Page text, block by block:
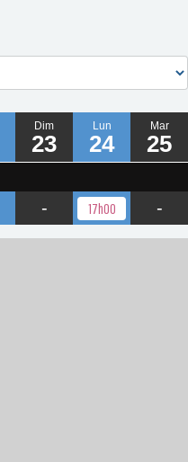
Dim
23
Lun
24
Mar
25
- 17h00 -